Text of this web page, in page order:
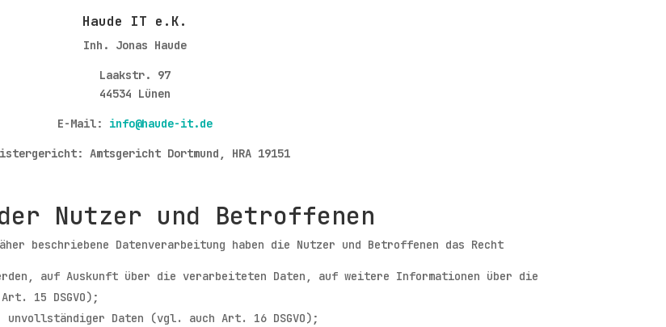
Haude IT e.K.
Inh. Jonas Haude
Laakstr. 97
44534 Lünen
E-Mail: info@haude-it.de
Amtsgericht Dortmund, HRA 19151
Nutzer und Betroffenen
beschriebene Datenverarbeitung haben die Nutzer und Betroffenen das Recht
auf Auskunft über die verarbeiteten Daten, auf weitere Informationen über die
15 DSGVO);
Daten (vgl. auch Art. 16 DSGVO);